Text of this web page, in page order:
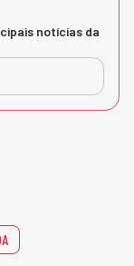
notícias da